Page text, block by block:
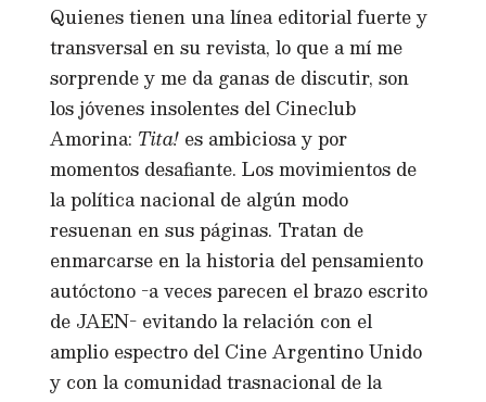
Quienes tienen una línea editorial fuerte y
transversal en su revista, lo que a mí me
sorprende y me da ganas de discutir, son
los jóvenes insolentes del Cineclub
Amorina: Tita! es ambiciosa y por
momentos desafiante. Los movimientos de
la política nacional de algún modo
resuenan en sus páginas. Tratan de
enmarcarse en la historia del pensamiento
autóctono -a veces parecen el brazo escrito
de JAEN- evitando la relación con el
amplio espectro del Cine Argentino Unido
y con la comunidad trasnacional de la